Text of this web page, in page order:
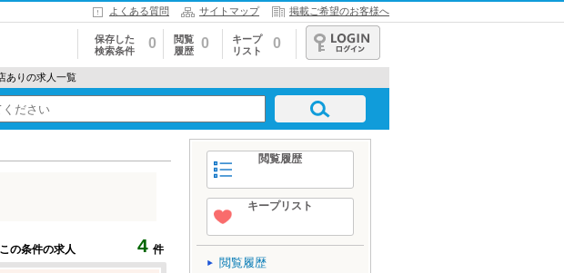
よくある質問 サイトマップ 掲載ご希望のお客様へ
保存した
検索条件
0
閲覧
履歴
0
キープ
リスト
0
ログイン
ありの求人一覧
この条件の求人 4 件
閲覧履歴
キープリスト
閲覧履歴